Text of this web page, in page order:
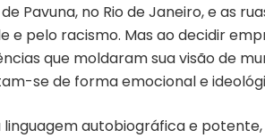
Pavuna, no Rio de Janeiro, e as
e pelo racismo. Mas ao decidir
que moldaram sua visão de
se de forma emocional e
linguagem autobiográfica e